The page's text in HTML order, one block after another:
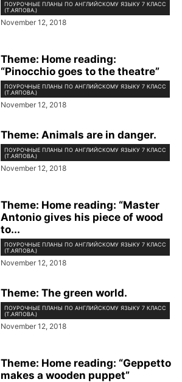
ПОУРОЧНЫЕ ПЛАНЫ ПО АНГЛИЙСКОМУ ЯЗЫКУ 7 КЛАСС
(Т.АЯПОВА.)
November 12, 2018
Theme: Home reading:
“Pinocchio goes to the theatre”
ПОУРОЧНЫЕ ПЛАНЫ ПО АНГЛИЙСКОМУ ЯЗЫКУ 7 КЛАСС
(Т.АЯПОВА.)
November 12, 2018
Theme: Animals are in danger.
ПОУРОЧНЫЕ ПЛАНЫ ПО АНГЛИЙСКОМУ ЯЗЫКУ 7 КЛАСС
(Т.АЯПОВА.)
November 12, 2018
Theme: Home reading: “Master
Antonio gives his piece of wood
to...
ПОУРОЧНЫЕ ПЛАНЫ ПО АНГЛИЙСКОМУ ЯЗЫКУ 7 КЛАСС
(Т.АЯПОВА.)
November 12, 2018
Theme: The green world.
ПОУРОЧНЫЕ ПЛАНЫ ПО АНГЛИЙСКОМУ ЯЗЫКУ 7 КЛАСС
(Т.АЯПОВА.)
November 12, 2018
Theme: Home reading: “Geppetto
makes a wooden puppet”